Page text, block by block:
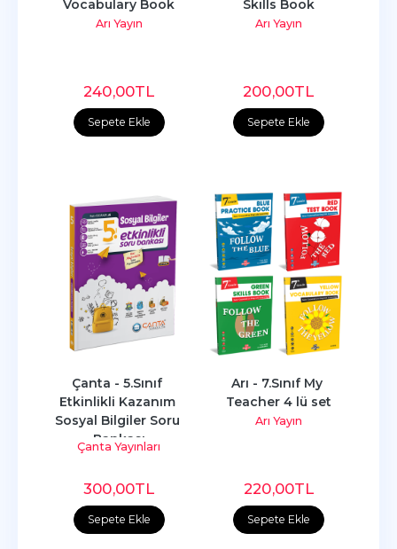
Sepete Ekle
Vocabulary Book
Arı Yayın
240,00TL
Sepete Ekle
Skılls Book
Arı Yayın
200,00TL
Sepete Ekle
Çanta - 5.Sınıf
Etkinlikli Kazanım
Sosyal Bilgiler Soru
Bankası
Çanta Yayınları
300,00TL
Sepete Ekle
Arı - 7.Sınıf My
Teacher 4 lü set
Arı Yayın
220,00TL